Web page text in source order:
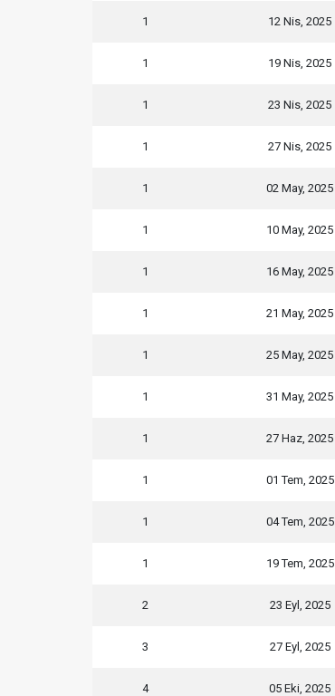
1 12 Nis, 2025
1 19 Nis, 2025
1 23 Nis, 2025
1 27 Nis, 2025
1 02 May, 2025
1 10 May, 2025
1 16 May, 2025
1 21 May, 2025
1 25 May, 2025
1 31 May, 2025
1 27 Haz, 2025
1 01 Tem, 2025
1 04 Tem, 2025
1 19 Tem, 2025
2 23 Eyl, 2025
3 27 Eyl, 2025
4 05 Eki, 2025